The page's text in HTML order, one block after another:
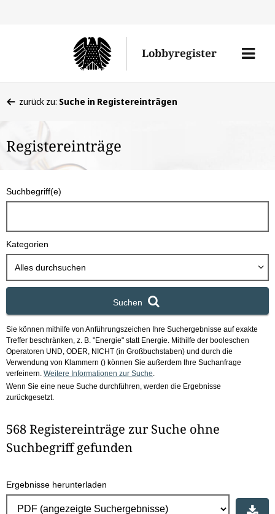
den
Lobbyregister
Menü
befinden
hier:
zurück zu: Suche in Registereinträgen
Registereinträge
u
h
b
x
Suchbegriff(e)
Kategorien
Alles durchsuchen
Suchen
Sie können mithilfe von Anführungszeichen Ihre Suchergebnisse auf exakte
Treffer beschränken, z. B. "Energie" statt Energie. Mithilfe der booleschen
Operatoren UND, ODER, NICHT (in Großbuchstaben) und durch die
Verwendung von Klammern () können Sie außerdem Ihre Suchanfrage
verfeinern. Weitere Informationen zur Suche
Wenn Sie eine neue Suche durchführen, werden die Ergebnisse
zurückgesetzt.
568 Registereinträge zur Suche ohne
Suchbegriff gefunden
Ergebnisse herunterladen